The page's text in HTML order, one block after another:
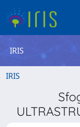
IRIS
IRIS